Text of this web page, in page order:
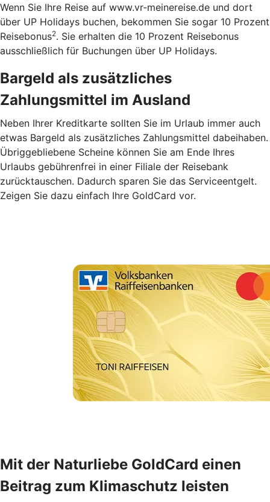
Wenn Sie Ihre Reise auf www.vr-meinereise.de und dort
über UP Holidays buchen, bekommen Sie sogar 10 Prozent
Reisebonus2. Sie erhalten die 10 Prozent Reisebonus
ausschließlich für Buchungen über UP Holidays.
Bargeld als zusätzliches
Zahlungsmittel im Ausland
Neben Ihrer Kreditkarte sollten Sie im Urlaub immer auch
etwas Bargeld als zusätzliches Zahlungsmittel dabeihaben.
Übriggebliebene Scheine können Sie am Ende Ihres
Urlaubs gebührenfrei in einer Filiale der Reisebank
zurücktauschen. Dadurch sparen Sie das Serviceentgelt.
Zeigen Sie dazu einfach Ihre GoldCard vor.
Mit der Naturliebe GoldCard einen
Beitrag zum Klimaschutz leisten